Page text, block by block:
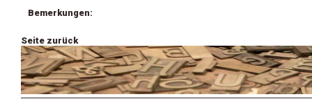
Bemerkungen:
Seite zurück